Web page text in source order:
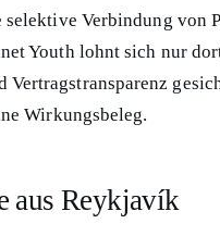
Verbindung von
Youth lohnt sich nur
Vertragstransparenz
Wirkungsbeleg.
aus Reykjavík